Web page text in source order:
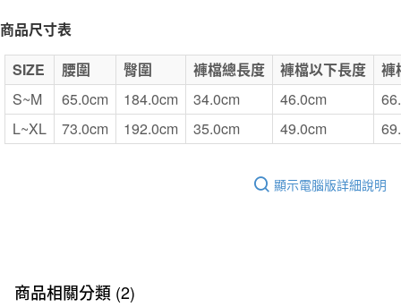
每筆NT$65，滿NT$1,000(含以上)免運費
付款後7-11取貨
每筆NT$65，滿NT$1,000(含以上)免運費
商品尺寸表
SIZE
腰圍 臀圍 褲檔總長度 褲檔以下長度
褲
S~M
65.0cm 184.0cm 34.0cm 46.0cm
L~XL
73.0cm 192.0cm 35.0cm 49.0cm
顯示電腦版詳細說明
商品相關分類 (2)